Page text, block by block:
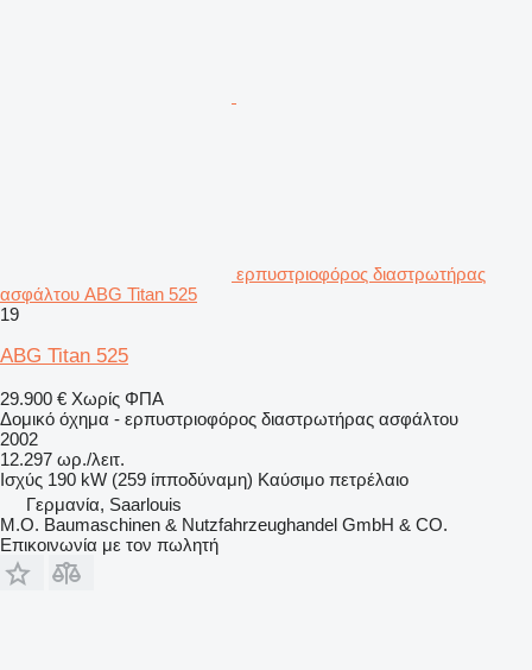
ερπυστριοφόρος διαστρωτήρας
ασφάλτου ABG Titan 525
19
ABG Titan 525
29.900 € Χωρίς ΦΠΑ
Δομικό όχημα - ερπυστριοφόρος διαστρωτήρας ασφάλτου
2002
12.297 ωρ./λειτ.
Ισχύς 190 kW (259 ίπποδύναμη) Καύσιμο πετρέλαιο
Γερμανία, Saarlouis
M.O. Baumaschinen & Nutzfahrzeughandel GmbH & CO.
Επικοινωνία με τον πωλητή